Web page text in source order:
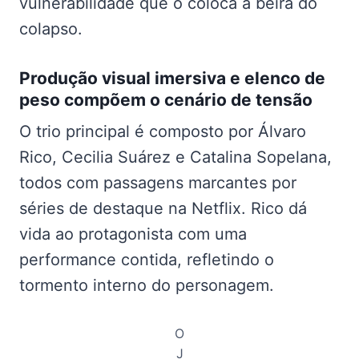
colapso.
Produção visual imersiva e elenco de
peso compõem o cenário de tensão
O trio principal é composto por Álvaro
Rico, Cecilia Suárez e Catalina Sopelana,
todos com passagens marcantes por
séries de destaque na Netflix. Rico dá
vida ao protagonista com uma
performance contida, refletindo o
tormento interno do personagem.
O
J